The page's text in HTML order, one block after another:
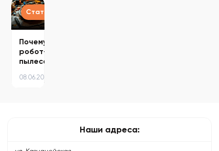
простых
и
эффективных…
Статьи
Почему
робот-
пылесос
убирает
08.06.2024
Наши адреса: